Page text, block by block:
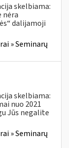
skelbiama:
nėra
dalijamoji
» Seminarų
skelbiama:
nuo 2021
Jūs negalite
» Seminarų